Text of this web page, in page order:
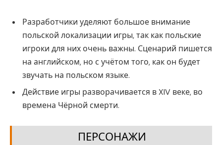
Разработчики уделяют большое внимание
польской локализации игры, так как польские
игроки для них очень важны. Сценарий пишется
на английском, но с учётом того, как он будет
звучать на польском языке.
Действие игры разворачивается в XIV веке, во
времена Чёрной смерти.
ПЕРСОНАЖИ